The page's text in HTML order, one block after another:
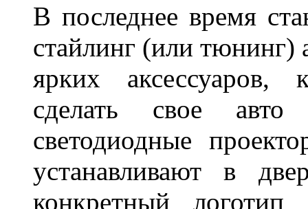
В последнее время
стайлинг (или тюнинг)
ярких аксессуаров,
сделать свое
светодиодные
устанавливают в
конкретный логотип